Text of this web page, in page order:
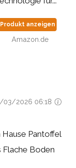
Produkt anzeigen
Amazon.de
03/2026 06:18
Hause Pantoffel
Flache Boden